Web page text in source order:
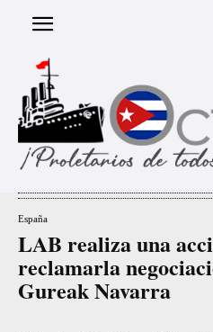
España
LAB realiza una
reclamarla
Gureak Navarra